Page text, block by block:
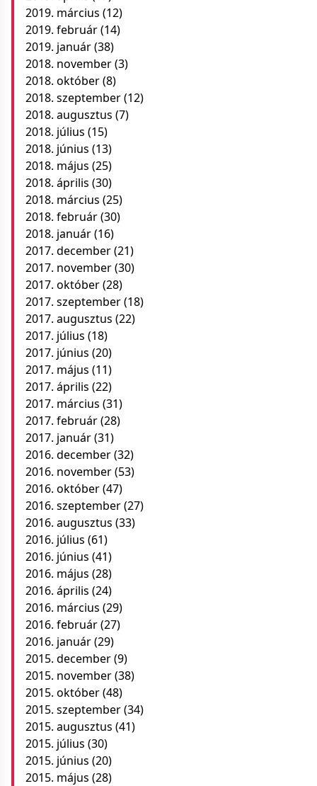
2019. március (12)
2019. február(14)
2019. január(38)
2018. november(3)
2018. október(8)
2018. szeptember(12)
2018. augusztus (7)
2018. július (15)
2018. június (13)
2018. május (25)
2018. április (30)
2018. március (25)
2018. február(30)
2018. január(16)
2017. december(21)
2017. november(30)
2017. október(28)
2017. szeptember(18)
2017. augusztus (22)
2017. július (18)
2017. június (20)
2017. május (11)
2017. április (22)
2017. március (31)
2017. február(28)
2017. január(31)
2016. december(32)
2016. november(53)
2016. október(47)
2016. szeptember(27)
2016. augusztus (33)
2016. július (61)
2016. június (41)
2016. május (28)
2016. április (24)
2016. március (29)
2016. február(27)
2016. január(29)
2015. december(9)
2015. november(38)
2015. október(48)
2015. szeptember(34)
2015. augusztus (41)
2015. július (30)
2015. június (20)
2015. május (28)